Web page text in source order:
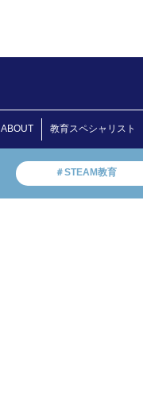
ABOUT 教育スペシャリスト
＃STEAM教育